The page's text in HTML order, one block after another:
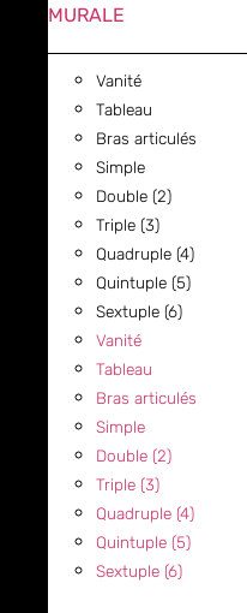
MURALE
Vanité
Tableau
Bras articulés
Simple
Double (2)
Triple (3)
Quadruple (4)
Quintuple (5)
Sextuple (6)
Vanité
Tableau
Bras articulés
Simple
Double (2)
Triple (3)
Quadruple (4)
Quintuple (5)
Sextuple (6)